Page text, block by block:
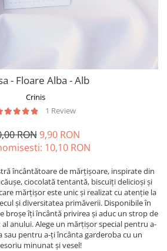
- Floare Alba - Alb
Crinis
1 Review
RON 9,90 RON
10,10 RON
încântătoare de mărțișoare, inspirate din
ciocolată tentantă, biscuiți delicioși și
mărțișor este unic și realizat cu atenție la
și diversitatea primăverii. Disponibile în
broșe îți încântă privirea și aduc un strop de
anului. Alege un mărțișor special pentru a-
sau pentru a-ți încânta garderoba cu un
minunat și vesel!